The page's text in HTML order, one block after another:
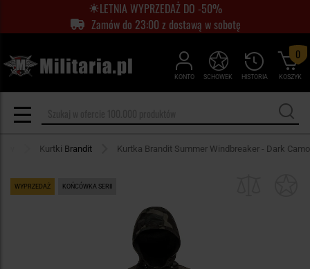
LETNIA WYPRZEDAŻ DO -50%
Zamów do 23:00 z dostawą w sobotę
KONTO HISTORIA
SCHOWEK KOSZYK
0
Kurtki Brandit Kurtka Brandit Summer Windbreaker - Dark Camo
WYPRZEDAŻ KOŃCÓWKA SERII